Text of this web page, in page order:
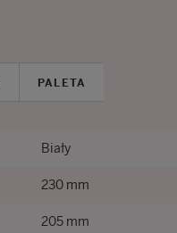
PALETA
Biały
230 mm
205 mm